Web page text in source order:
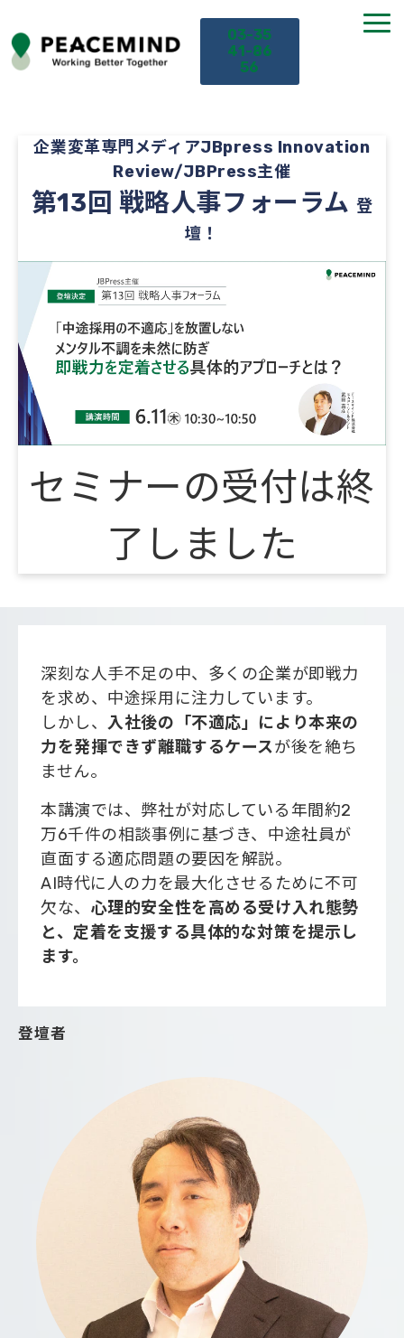
03-35
41-86
56
セミナー
お役立ち情報
導入事例
会社概要
企業変革専門メディアJBpress Innovation
Review/JBPress主催
第13回 戦略人事フォーラム 登
壇！
セミナーの受付は終
了しました
深刻な人手不足の中、多くの企業が即戦力
を求め、中途採用に注力しています。
しかし、入社後の「不適応」により本来の
力を発揮できず離職するケースが後を絶ち
ません。
本講演では、弊社が対応している年間約2
万6千件の相談事例に基づき、中途社員が
直面する適応問題の要因を解説。
AI時代に人の力を最大化させるために不可
欠な、 心理的安全性を高める受け入れ態勢
と、定着を支援する具体的な対策を提示し
ます。
登壇者